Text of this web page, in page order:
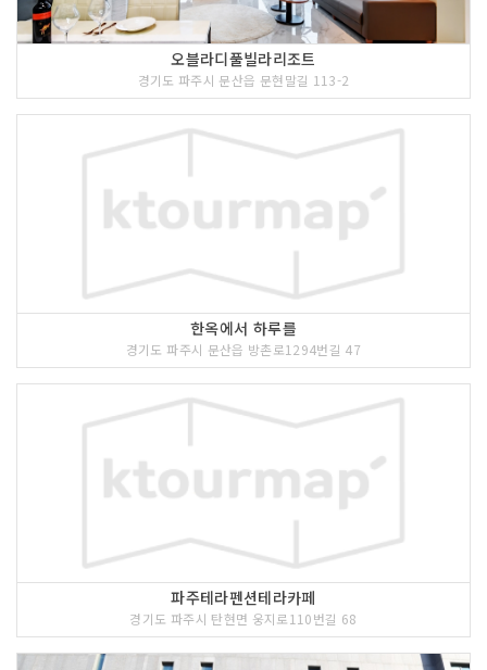
오블라디풀빌라리조트
경기도 파주시 문산읍 문현말길 113-2
한옥에서 하루를
경기도 파주시 문산읍 방촌로1294번길 47
파주테라펜션테라카페
경기도 파주시 탄현면 웅지로110번길 68